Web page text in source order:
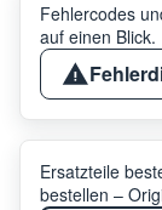
Fehlercodes
auf einen Blick.
Ersatzteile
bestellen –